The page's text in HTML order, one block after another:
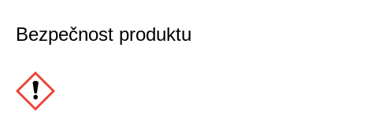
Bezpečnost produktu